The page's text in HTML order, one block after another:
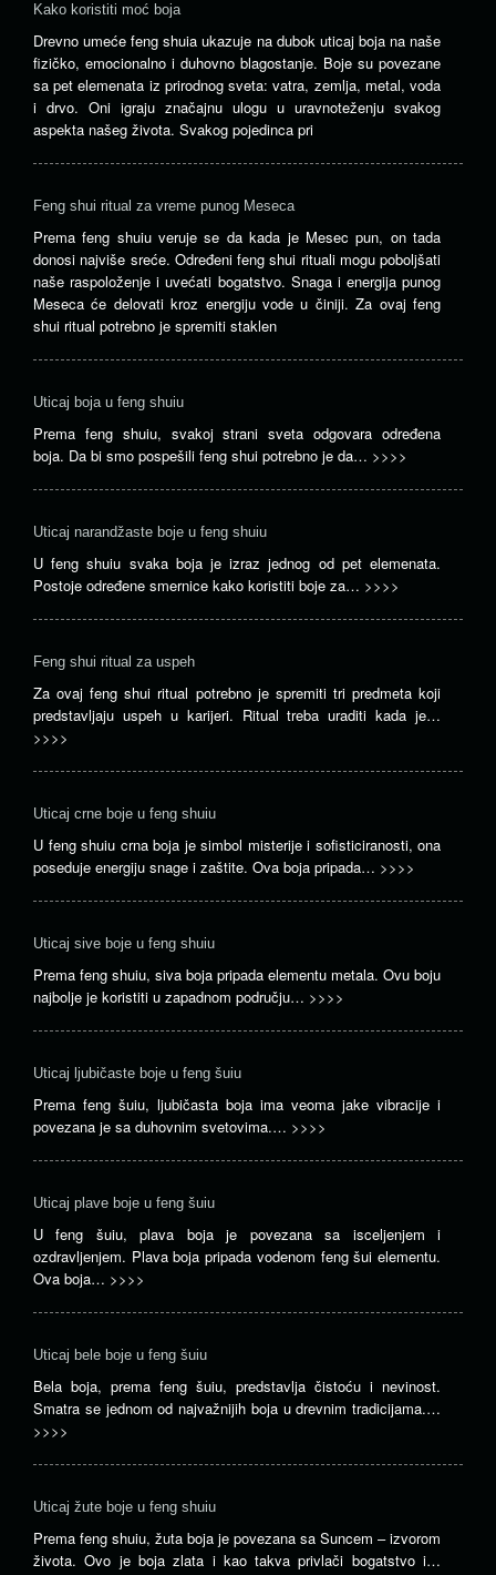
Kako koristiti moć boja
Drevno umeće feng shuia ukazuje na dubok uticaj boja na naše
fizičko, emocionalno i duhovno blagostanje. Boje su povezane
sa pet elemenata iz prirodnog sveta: vatra, zemlja, metal, voda
i drvo. Oni igraju značajnu ulogu u uravnoteženju svakog
aspekta našeg života. Svakog pojedinca pri
Feng shui ritual za vreme punog Meseca
Prema feng shuiu veruje se da kada je Mesec pun, on tada
donosi najviše sreće. Određeni feng shui rituali mogu poboljšati
naše raspoloženje i uvećati bogatstvo. Snaga i energija punog
Meseca će delovati kroz energiju vode u činiji. Za ovaj feng
shui ritual potrebno je spremiti staklen
Uticaj boja u feng shuiu
Prema feng shuiu, svakoj strani sveta odgovara određena
boja. Da bi smo pospešili feng shui potrebno je da… >>>>
Uticaj narandžaste boje u feng shuiu
U feng shuiu svaka boja je izraz jednog od pet elemenata.
Postoje određene smernice kako koristiti boje za… >>>>
Feng shui ritual za uspeh
Za ovaj feng shui ritual potrebno je spremiti tri predmeta koji
predstavljaju uspeh u karijeri. Ritual treba uraditi kada je…
>>>>
Uticaj crne boje u feng shuiu
U feng shuiu crna boja je simbol misterije i sofisticiranosti, ona
poseduje energiju snage i zaštite. Ova boja pripada… >>>>
Uticaj sive boje u feng shuiu
Prema feng shuiu, siva boja pripada elementu metala. Ovu boju
najbolje je koristiti u zapadnom području… >>>>
Uticaj ljubičaste boje u feng šuiu
Prema feng šuiu, ljubičasta boja ima veoma jake vibracije i
povezana je sa duhovnim svetovima.… >>>>
Uticaj plave boje u feng šuiu
U feng šuiu, plava boja je povezana sa isceljenjem i
ozdravljenjem. Plava boja pripada vodenom feng šui elementu.
Ova boja… >>>>
Uticaj bele boje u feng šuiu
Bela boja, prema feng šuiu, predstavlja čistoću i nevinost.
Smatra se jednom od najvažnijih boja u drevnim tradicijama.…
>>>>
Uticaj žute boje u feng shuiu
Prema feng shuiu, žuta boja je povezana sa Suncem – izvorom
života. Ovo je boja zlata i kao takva privlači bogatstvo i…